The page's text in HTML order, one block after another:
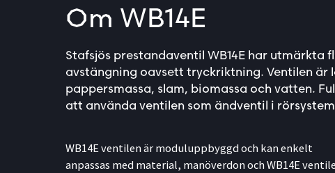
Om WB14E
Stafsjös prestandaventil WB14E har utmärkta
avstängning oavsett tryckriktning. Ventilen är
pappersmassa, slam, biomassa och vatten.
att använda ventilen som ändventil i
WB14E ventilen är moduluppbyggd och kan enkelt
anpassas med material, manöverdon och WB14E